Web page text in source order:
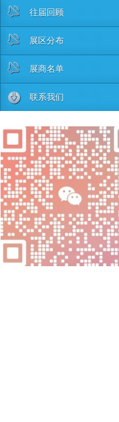
往届回顾
展区分布
展商名单
联系我们